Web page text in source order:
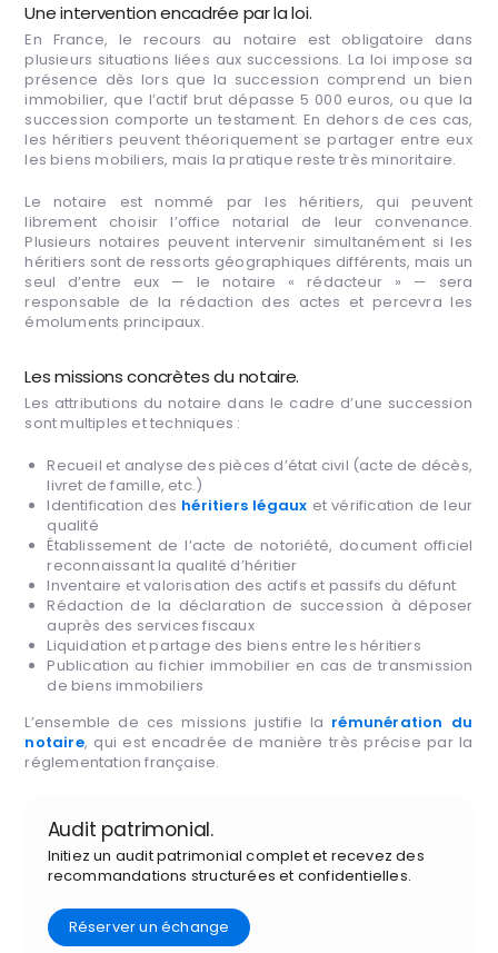
Une intervention encadrée par la loi.
En France, le recours au notaire est obligatoire dans
plusieurs situations liées aux successions. La loi impose sa
présence dès lors que la succession comprend un bien
immobilier, que l’actif brut dépasse 5 000 euros, ou que la
succession comporte un testament. En dehors de ces cas,
les héritiers peuvent théoriquement se partager entre eux
les biens mobiliers, mais la pratique reste très minoritaire.
Le notaire est nommé par les héritiers, qui peuvent
librement choisir l’office notarial de leur convenance.
Plusieurs notaires peuvent intervenir simultanément si les
héritiers sont de ressorts géographiques différents, mais un
seul d’entre eux — le notaire « rédacteur » — sera
responsable de la rédaction des actes et percevra les
émoluments principaux.
Les missions concrètes du notaire.
Les attributions du notaire dans le cadre d’une succession
sont multiples et techniques :
Recueil et analyse des pièces d’état civil (acte de décès,
livret de famille, etc.)
Identification des héritiers légaux et vérification de leur
qualité
Établissement de l’acte de notoriété, document officiel
reconnaissant la qualité d’héritier
Inventaire et valorisation des actifs et passifs du défunt
Rédaction de la déclaration de succession à déposer
auprès des services fiscaux
Liquidation et partage des biens entre les héritiers
Publication au fichier immobilier en cas de transmission
de biens immobiliers
L’ensemble de ces missions justifie la rémunération du
notaire, qui est encadrée de manière très précise par la
réglementation française.
Audit patrimonial.
Initiez un audit patrimonial complet et recevez des
recommandations structurées et confidentielles.
Réserver un échange